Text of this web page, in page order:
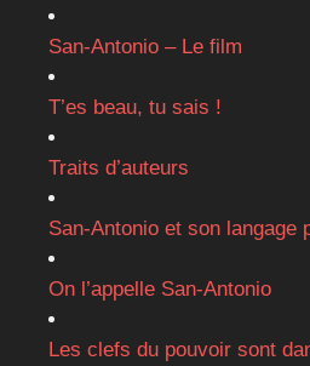
San-Antonio – Le film
T’es beau, tu sais !
Traits d’auteurs
San-Antonio et son langage
On l’appelle San-Antonio
Les clefs du pouvoir sont